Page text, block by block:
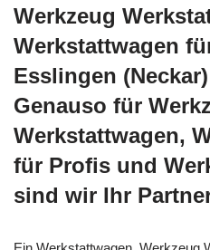
Werkzeug
Werkstattwagen
Esslingen
Genauso für
Werkstattwagen,
für Profis und
sind wir Ihr